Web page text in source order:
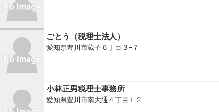
ごとう（税理士法人）
愛知県豊川市蔵子６丁目３−７
小林正男税理士事務所
愛知県豊川市南大通４丁目１２